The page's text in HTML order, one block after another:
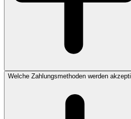
Welche Zahlungsmethoden werden